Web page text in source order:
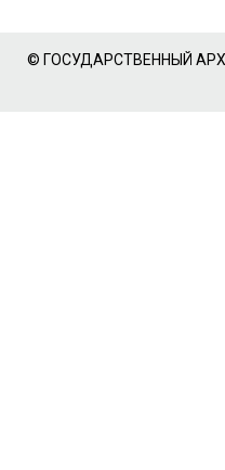
© ГОСУДАРСТВЕННЫЙ